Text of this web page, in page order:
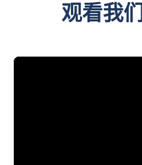
观看我